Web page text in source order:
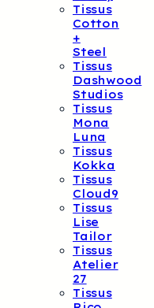
Tissus
Cotton
+
Steel
Tissus
Dashwood
Studios
Tissus
Mona
Luna
Tissus
Kokka
Tissus
Cloud9
Tissus
Lise
Tailor
Tissus
Atelier
27
Tissus